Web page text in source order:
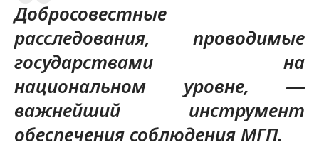
Добросовестные
расследования, проводимые
государствами на
национальном уровне, ―
важнейший инструмент
обеспечения соблюдения МГП.